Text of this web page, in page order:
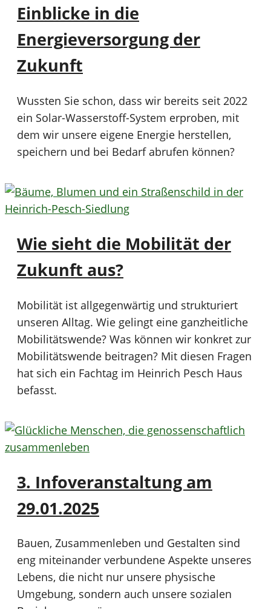
Einblicke in die
Energieversorgung der
Zukunft
Wussten Sie schon, dass wir bereits seit 2022
ein Solar-Wasserstoff-System erproben, mit
dem wir unsere eigene Energie herstellen,
speichern und bei Bedarf abrufen können?
Wie sieht die Mobilität der
Zukunft aus?
Mobilität ist allgegenwärtig und strukturiert
unseren Alltag. Wie gelingt eine ganzheitliche
Mobilitätswende? Was können wir konkret zur
Mobilitätswende beitragen? Mit diesen Fragen
hat sich ein Fachtag im Heinrich Pesch Haus
befasst.
3. Infoveranstaltung am
29.01.2025
Bauen, Zusammenleben und Gestalten sind
eng miteinander verbundene Aspekte unseres
Lebens, die nicht nur unsere physische
Umgebung, sondern auch unsere sozialen